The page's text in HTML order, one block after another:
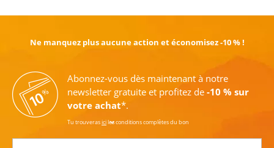
Ne manquez plus aucune action et économisez -10 % !
Abonnez-vous dès maintenant à notre
newsletter gratuite et profitez de -10 % sur
votre achat*.
Tu trouverasiciles conditions complètes du bon